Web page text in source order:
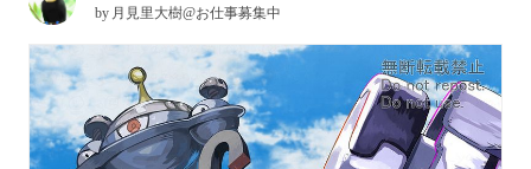
by 月見里大樹@お仕事募集中